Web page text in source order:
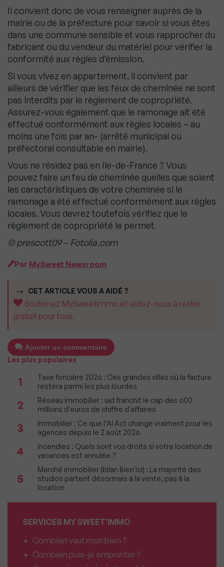
Il convient donc de vous renseigner auprès de la
mairie ou de la préfecture pour savoir si vous êtes
dans une commune sensible et vous rapprocher du
fabricant ou du vendeur du matériel pour vérifier la
conformité aux règles d’émission.
Si vous vivez en appartement, il convient par
ailleurs de vérifier que les feux de cheminée ne sont
pas interdits par le règlement de copropriété.
Assurez-vous également que le ramonage ait été
effectué conformément aux règles locales – au
moins une fois par an- (arrêté municipal ou
préfectoral consultable en mairie).
Vous ne résidez pas en Ile-de-France ? Vous
pouvez faire un feu de cheminée quelles que soient
les caractéristiques de votre cheminée si le
ramonage a été effectué conformément aux règles
locales. Vous devrez toutefois vérifiez que le
règlement de copropriété le permet.
© prescott09 – Fotolia.com
Par MySweet Newsroom
CET ARTICLE VOUS A AIDÉ ?
Soutenez MySweetImmo et aidez-nous à rester
gratuit pour tous.
Ajouter un commentaire
Les plus populaires
1
Taxe foncière 2026 : Ces grandes villes où la facture
restera parmi les plus lourdes
2
Réseau immobilier : iad franchit le cap des 600
millions d'euros de chiffre d'affaires
3
Immobilier : Ce que l’AI Act change vraiment pour les
agences depuis le 2 août 2026
4
Incendies : Quels sont vos droits si votre location de
vacances est annulée ?
5
Marché immobilier (bilan Bien'ici) : La majorité des
studios partent désormais à la vente, pas à la
location
SERVICES MY SWEET'IMMO
Combien vaut mon bien ?
Combien puis-je emprunter ?